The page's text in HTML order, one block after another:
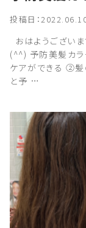
投稿日：
おはようござい
(^^) 予防美髪カラ
ケアができる ②
と予 …